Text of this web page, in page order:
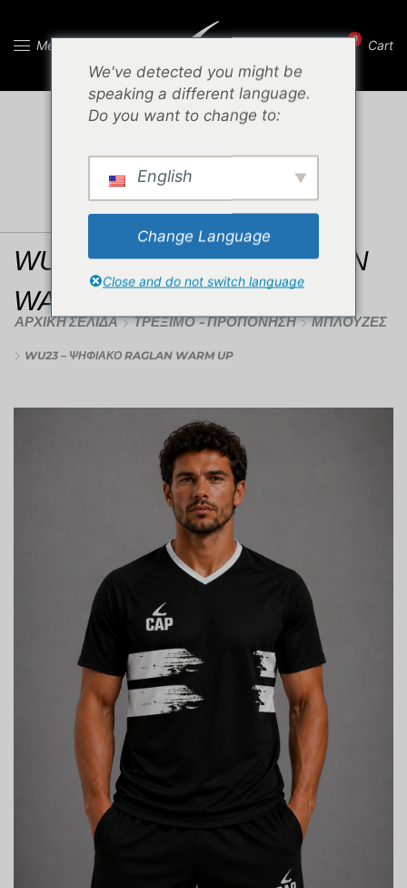
Menu 0 Cart
WU23 – ΨΗΦΙΑΚΟ RAGLAN
WARM UP
ΑΡΧΙΚΉ ΣΕΛΊΔΑ ΤΡΈΞΙΜΟ - ΠΡΟΠΌΝΗΣΗ ΜΠΛΟΎΖΕΣ
WU23 – ΨΗΦΙΑΚΟ RAGLAN WARM UP
We've detected you might be
speaking a different language.
Do you want to change to:
English
Change Language
Close and do not switch language